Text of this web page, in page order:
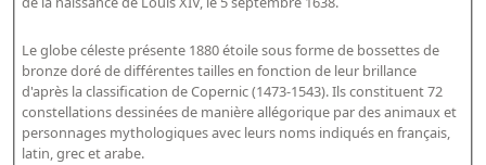
Le globe céleste présente 1880 étoile sous forme de bossettes de
bronze doré de différentes tailles en fonction de leur brillance
d'après la classification de Copernic (1473-1543). Ils constituent 72
constellations dessinées de manière allégorique par des animaux et
personnages mythologiques avec leurs noms indiqués en français,
latin, grec et arabe.